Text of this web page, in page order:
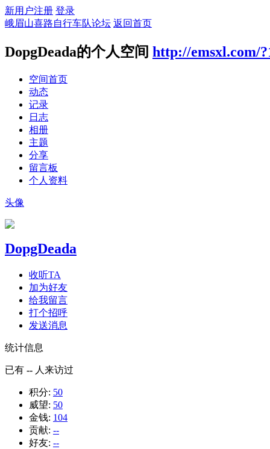
新用户注册 登录
峨眉山喜路自行车队论坛 返回首页
DopgDeada的个人空间 http://emsxl.com/
空间首页
动态
记录
日志
相册
主题
分享
留言板
个人资料
头像
DopgDeada
收听TA
加为好友
给我留言
打个招呼
发送消息
统计信息
已有 -- 人来访过
积分: 50
威望: 50
金钱: 104
贡献: --
好友: --